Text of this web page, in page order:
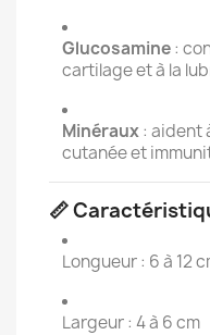
Glucosamine:
cartilage et à la
Minéraux: aident
cutanée et
📏
Longueur : 6 à 12
Largeur : 4 à 6 cm